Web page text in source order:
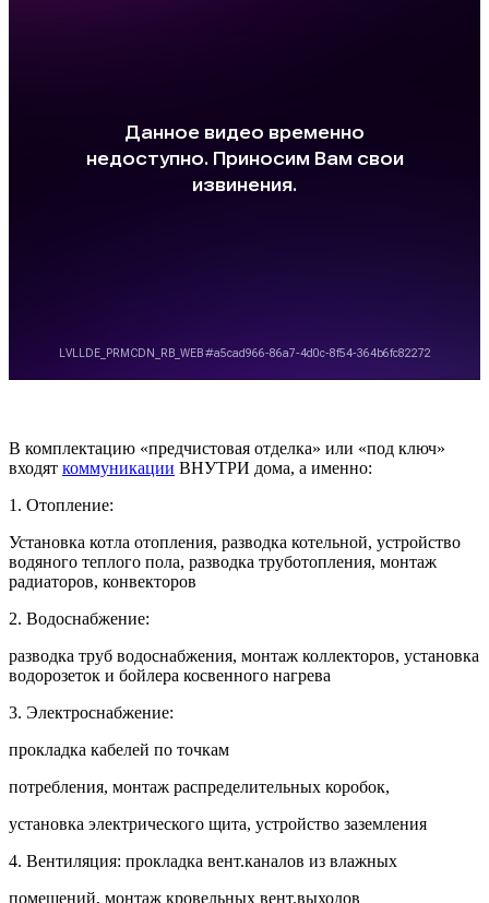
В комплектацию «предчистовая отделка» или «под ключ»
входят коммуникации ВНУТРИ дома, а именно:
1. Отопление:
Установка котла отопления, разводка котельной, устройство
водяного теплого пола, разводка труботопления, монтаж
радиаторов, конвекторов
2. Водоснабжение:
разводка труб водоснабжения, монтаж коллекторов, установка
водорозеток и бойлера косвенного нагрева
3. Электроснабжение:
прокладка кабелей по точкам
потребления, монтаж распределительных коробок,
установка электрического щита, устройство заземления
4. Вентиляция: прокладка вент.каналов из влажных
помещений, монтаж кровельных вент.выходов